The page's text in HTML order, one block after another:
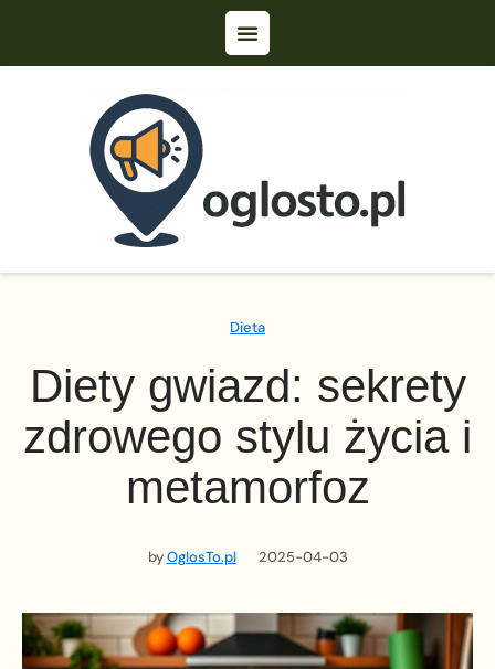
Dieta
Diety gwiazd: sekrety
zdrowego stylu życia i
metamorfoz
byOglosTo.pl 2025-04-03